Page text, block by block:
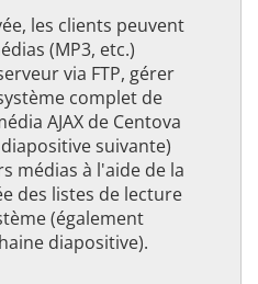
les clients peuvent
(MP3, etc.)
via FTP, gérer
complet de
AJAX de Centova
suivante)
médias à l'aide de la
des listes de lecture
(également
diapositive).